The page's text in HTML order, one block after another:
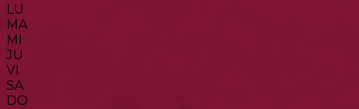
LU
MA
MI
JU
VI
SA
DO